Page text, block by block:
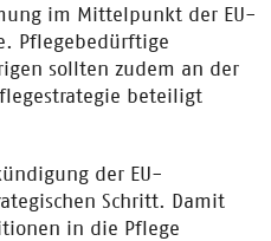
im Mittelpunkt der EU-
Pflegebedürftige
sollten zudem an der
beteiligt
der EU-
Schritt. Damit
in die Pflege